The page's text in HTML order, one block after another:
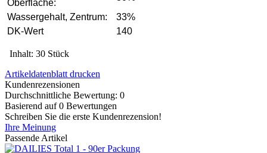
Oberfläche:
Wassergehalt, Zentrum:
33%
DK-Wert
140
Inhalt: 30 Stück
Artikeldatenblatt drucken
Kundenrezensionen
Durchschnittliche Bewertung: 0
Basierend auf 0 Bewertungen
Schreiben Sie die erste Kundenrezension!
Ihre Meinung
Passende Artikel